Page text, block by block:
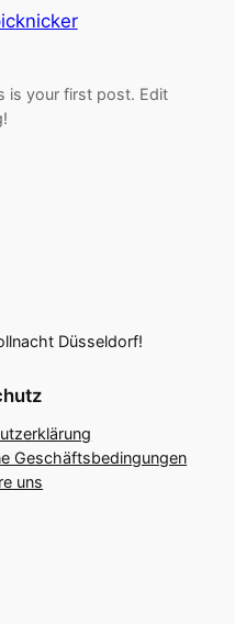
is your first post. Edit
Düsseldorf!
Geschäftsbedingungen
uns